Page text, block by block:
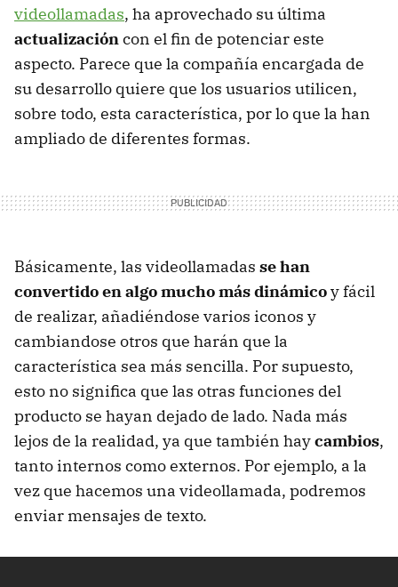
videollamadas, ha aprovechado su última
actualizacióncon el fin de potenciar este
aspecto. Parece que la compañía encargada de
su desarrollo quiere que los usuarios utilicen,
sobre todo, esta característica, por lo que la han
ampliado de diferentes formas.
Básicamente, las videollamadas se han
convertido en algo mucho más dinámicoy fácil
de realizar, añadiéndose varios iconos y
cambiandose otros que harán que la
característica sea más sencilla. Por supuesto,
esto no significa que las otras funciones del
producto se hayan dejado de lado. Nada más
lejos de la realidad, ya que también haycambios,
tanto internos como externos. Por ejemplo, a la
vez que hacemos una videollamada, podremos
enviar mensajes de texto.